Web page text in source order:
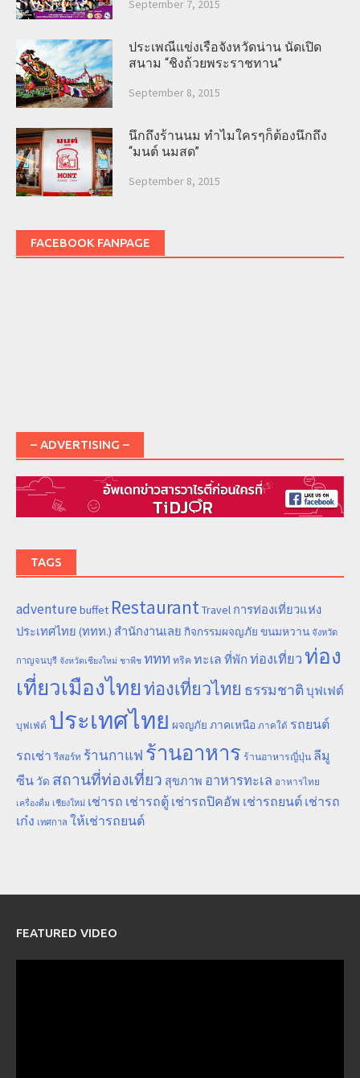
September 7, 2015
ประเพณีแข่งเรือจังหวัดน่าน นัดเปิด
สนาม “ชิงถ้วยพระราชทาน”
September 8, 2015
นึกถึงร้านนม ทำไมใครๆก็ต้องนึกถึง
“มนต์ นมสด”
September 8, 2015
FACEBOOK FANPAGE
– ADVERTISING –
TAGS
adventure buffet RestaurantTravel การท่องเที่ยวแห่ง
ประเทศไทย (ททท.) สำนักงานเลย กิจกรรมผจญภัย ขนมหวาน จังหวัด
กาญจนบุรี จังหวัดเชียงใหม่ ชาพีช ททท ทริค ทะเล ที่พัก ท่องเที่ยวท่อง
เที่ยวเมืองไทยท่องเที่ยวไทย ธรรมชาติ บุฟเฟต์
บุฟเฟ่ต์ ประเทศไทย ผจญภัย ภาคเหนือ ภาคใต้ รถยนต์
รถเช่า รีสอร์ท ร้านกาแฟ ร้านอาหาร ร้านอาหารญี่ปุ่น ลีมู
ซีน วัด สถานที่ท่องเที่ยว สุขภาพ อาหารทะเล อาหารไทย
เครื่องดื่ม เชียงใหม่ เช่ารถ เช่ารถตู้ เช่ารถปิคอัพ เช่ารถยนต์ เช่ารถ
เก๋ง เทศกาล ให้เช่ารถยนต์
FEATURED VIDEO